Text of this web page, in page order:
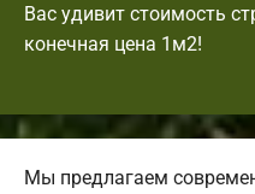
Вас удивит стоимость
конечная цена 1м2!
Мы предлагаем